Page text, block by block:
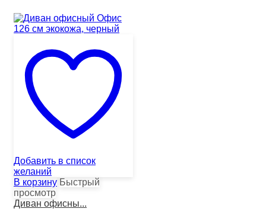
Добавить в список
желаний
В корзину Быстрый
просмотр
Диван офисны...